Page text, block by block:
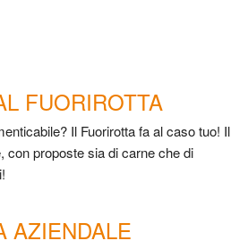
FUORIROTTA
Il Fuorirotta fa al caso tuo! Il
con proposte sia di carne che di
AZIENDALE